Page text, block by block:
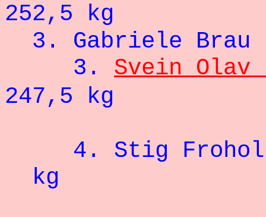
252,5 kg
3.
3. Svein Olav
247,5 kg
4. Stig Frohol
kg